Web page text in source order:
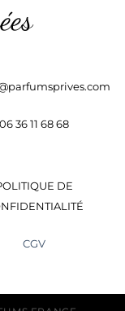
06 36 11 68 68
DE
CGV